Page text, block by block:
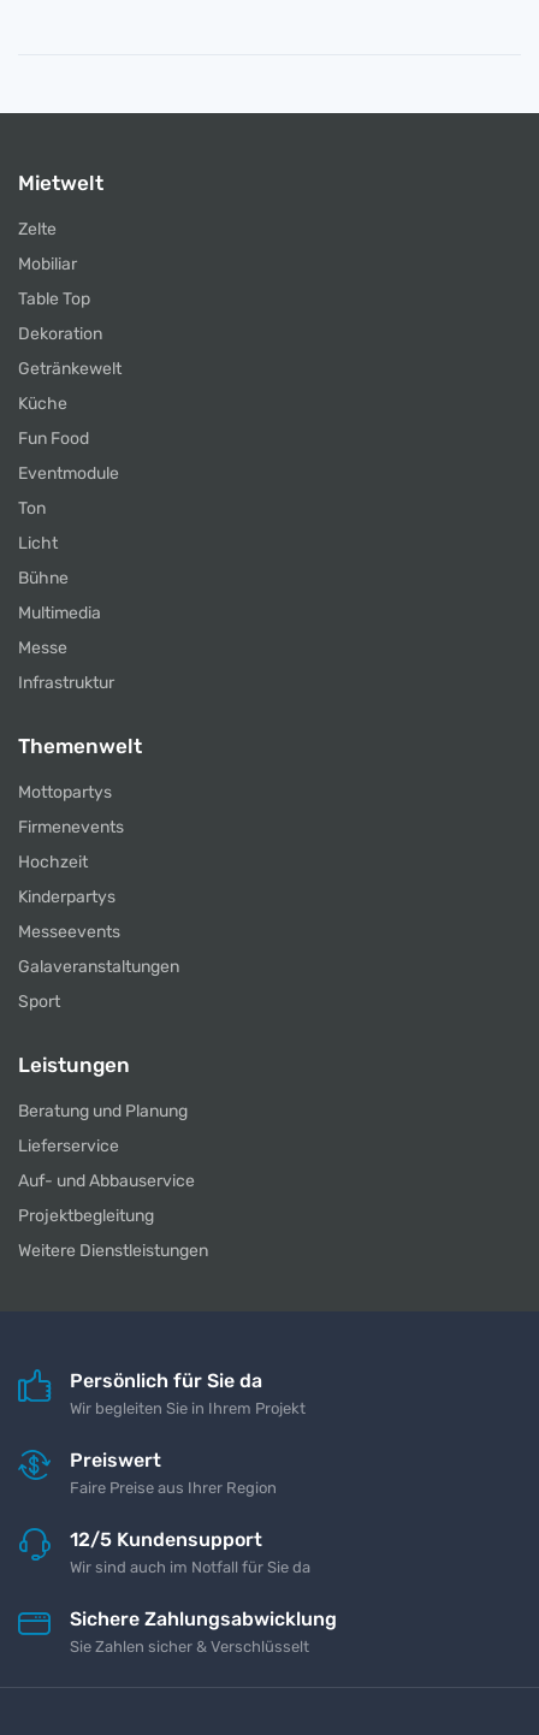
Mietwelt
Zelte
Mobiliar
Table Top
Dekoration
Getränkewelt
Küche
Fun Food
Eventmodule
Ton
Licht
Bühne
Multimedia
Messe
Infrastruktur
Themenwelt
Mottopartys
Firmenevents
Hochzeit
Kinderpartys
Messeevents
Galaveranstaltungen
Sport
Leistungen
Beratung und Planung
Lieferservice
Auf- und Abbauservice
Projektbegleitung
Weitere Dienstleistungen
Persönlich für Sie da
Wir begleiten Sie in Ihrem Projekt
Preiswert
Faire Preise aus Ihrer Region
12/5 Kundensupport
Wir sind auch im Notfall für Sie da
Sichere Zahlungsabwicklung
Sie Zahlen sicher & Verschlüsselt